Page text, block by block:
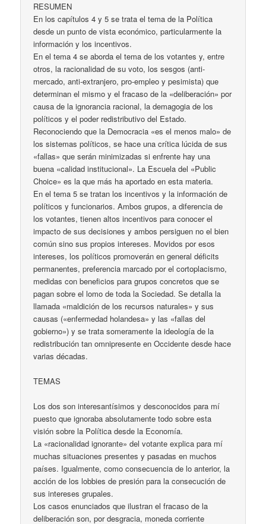
RESUMEN
En los capítulos 4 y 5 se trata el tema de la Política
desde un punto de vista económico, particularmente la
información y los incentivos.
En el tema 4 se aborda el tema de los votantes y, entre
otros, la racionalidad de su voto, los sesgos (anti-
mercado, anti-extranjero, pro-empleo y pesimista) que
determinan el mismo y el fracaso de la «deliberación» por
causa de la ignorancia racional, la demagogia de los
políticos y el poder redistributivo del Estado.
Reconociendo que la Democracia «es el menos malo» de
los sistemas políticos, se hace una crítica lúcida de sus
«fallas» que serán minimizadas si enfrente hay una
buena «calidad institucional». La Escuela del «Public
Choice» es la que más ha aportado en esta materia.
En el tema 5 se tratan los incentivos y la información de
políticos y funcionarios. Ambos grupos, a diferencia de
los votantes, tienen altos incentivos para conocer el
impacto de sus decisiones y ambos persiguen no el bien
común sino sus propios intereses. Movidos por esos
intereses, los políticos promoverán en general déficits
permanentes, preferencia marcado por el cortoplacismo,
medidas con beneficios para grupos concretos que se
pagan sobre el lomo de toda la Sociedad. Se detalla la
llamada «maldición de los recursos naturales» y sus
causas («enfermedad holandesa» y las «fallas del
gobierno») y se trata someramente la ideología de la
redistribución tan omnipresente en Occidente desde hace
varias décadas.
TEMAS
Los dos son interesantísimos y desconocidos para mí
puesto que ignoraba absolutamente todo sobre esta
visión sobre la Política desde la Economía.
La «racionalidad ignorante» del votante explica para mí
muchas situaciones presentes y pasadas en muchos
países. Igualmente, como consecuencia de lo anterior, la
acción de los lobbies de presión para la consecución de
sus intereses grupales.
Los casos enunciados que ilustran el fracaso de la
deliberación son, por desgracia, moneda corriente